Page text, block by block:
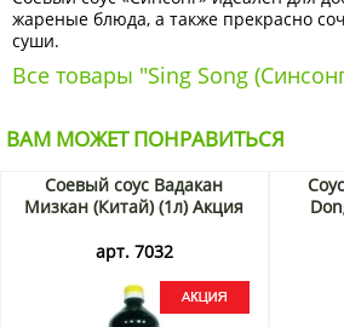
жареные блюда, а также прекрасно
суши.
Все товары "Sing Song
ВАМ МОЖЕТ ПОНРАВИТЬСЯ
Соевый соус Вадакан
Мизкан (Китай) (1л) Акция
арт. 7032